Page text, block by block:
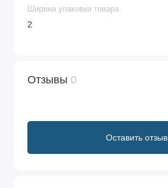
Ширина упаковки товара
2
Отзывы 0
Оставить отзыв